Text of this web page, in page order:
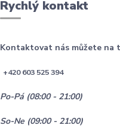
Rychlý kontakt
Kontaktovat nás můžete na
+420 603 525 394
Po-Pá (08:00 - 21:00)
So-Ne (09:00 - 21:00)